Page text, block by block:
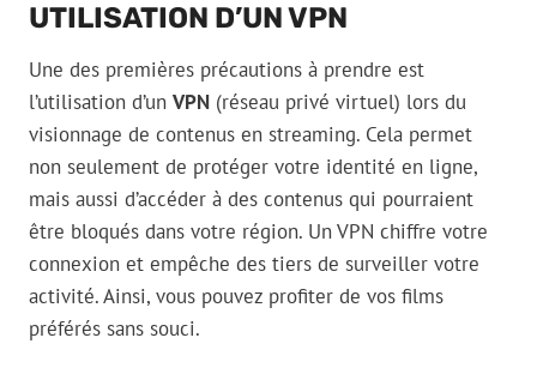
UTILISATION D’UN VPN
Une des premières précautions à prendre est
l’utilisation d’un VPN (réseau privé virtuel) lors du
visionnage de contenus en streaming. Cela permet
non seulement de protéger votre identité en ligne,
mais aussi d’accéder à des contenus qui pourraient
être bloqués dans votre région. Un VPN chiffre votre
connexion et empêche des tiers de surveiller votre
activité. Ainsi, vous pouvez profiter de vos films
préférés sans souci.